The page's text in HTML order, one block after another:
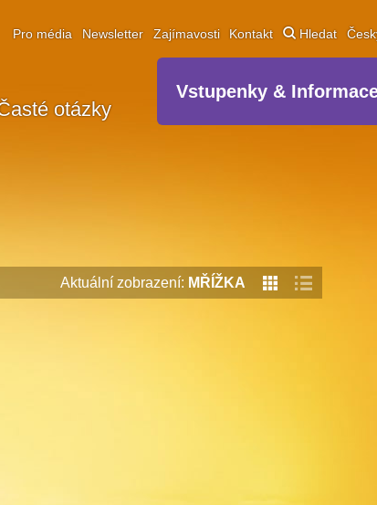
otázky
Pro média Newsletter Zajímavosti Kontakt Hledat
Vstupenky &
Aktuální zobrazení: MŘÍŽKA